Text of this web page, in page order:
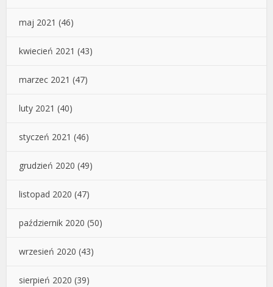
maj 2021 (46)
kwiecień 2021 (43)
marzec 2021 (47)
luty 2021 (40)
styczeń 2021 (46)
grudzień 2020 (49)
listopad 2020 (47)
październik 2020 (50)
wrzesień 2020 (43)
sierpień 2020 (39)